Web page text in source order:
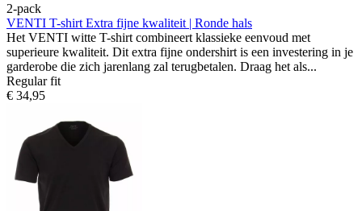
2-pack
VENTI T-shirt Extra fijne kwaliteit | Ronde hals
Het VENTI witte T-shirt combineert klassieke eenvoud met
superieure kwaliteit. Dit extra fijne ondershirt is een investering in je
garderobe die zich jarenlang zal terugbetalen. Draag het als...
Regular fit
€ 34,95